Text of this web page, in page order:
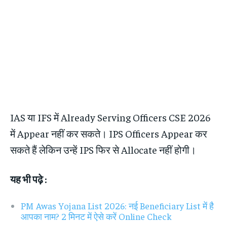
IAS या IFS में Already Serving Officers CSE 2026
में Appear नहीं कर सकते। IPS Officers Appear कर
सकते हैं लेकिन उन्हें IPS फिर से Allocate नहीं होगी।
यह भी पढ़े :
PM Awas Yojana List 2026: नई Beneficiary List में है
आपका नाम? 2 मिनट में ऐसे करें Online Check